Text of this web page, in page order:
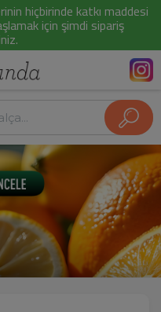
hiçbirinde katkı maddesi
için şimdi sipariş